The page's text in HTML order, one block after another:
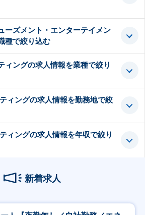
ーズメント・エンターテイメン
種で絞り込む
ィングの求人情報を業種で絞り
ィングの求人情報を勤務地で絞
ィングの求人情報を年収で絞り
新着求人